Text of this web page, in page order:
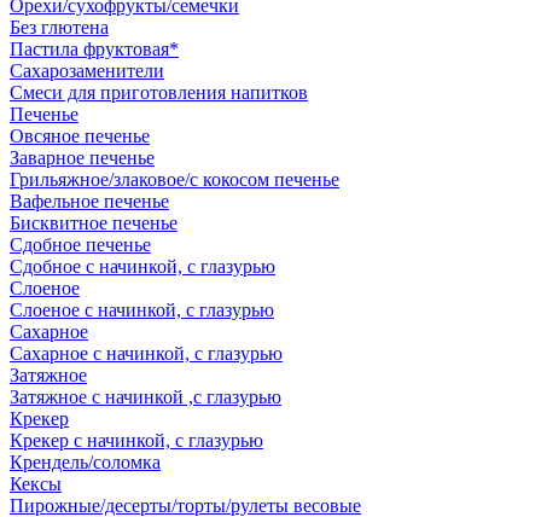
Орехи/сухофрукты/семечки
Без глютена
Пастила фруктовая*
Сахарозаменители
Смеси для приготовления напитков
Печенье
Овсяное печенье
Заварное печенье
Грильяжное/злаковое/с кокосом печенье
Вафельное печенье
Бисквитное печенье
Сдобное печенье
Сдобное с начинкой, с глазурью
Слоеное
Слоеное с начинкой, с глазурью
Сахарное
Сахарное с начинкой, с глазурью
Затяжное
Затяжное с начинкой ,с глазурью
Крекер
Крекер с начинкой, с глазурью
Крендель/соломка
Кексы
Пирожные/десерты/торты/рулеты весовые